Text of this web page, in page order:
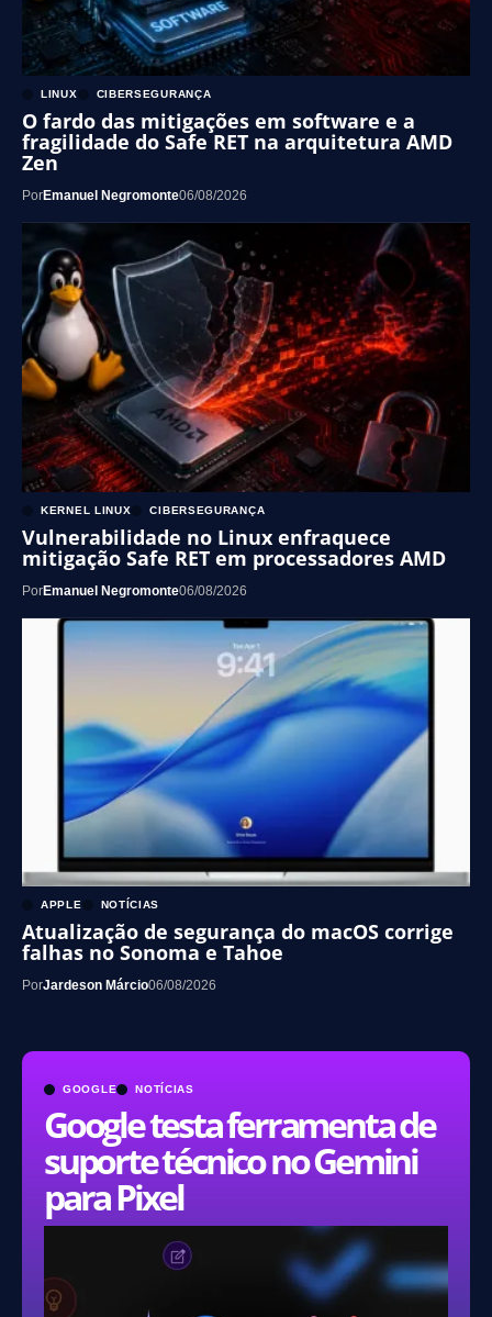
GOOGLE NOTÍCIAS
Google testa ferramenta de
suporte técnico no Gemini
para Pixel
LINUX CIBERSEGURANÇA
O fardo das mitigações em software e a
fragilidade do Safe RET na arquitetura AMD
Zen
PorEmanuel Negromonte06/08/2026
KERNEL LINUX CIBERSEGURANÇA
Vulnerabilidade no Linux enfraquece
mitigação Safe RET em processadores AMD
PorEmanuel Negromonte06/08/2026
APPLE NOTÍCIAS
Atualização de segurança do macOS corrige
falhas no Sonoma e Tahoe
PorJardeson Márcio06/08/2026